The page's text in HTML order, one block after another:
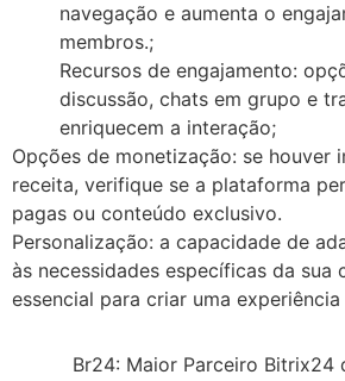
navegação e aumenta o
membros.;
Recursos de engajamento:
discussão, chats em grupo e
enriquecem a interação;
Opções de monetização: se houver
receita, verifique se a plataforma
pagas ou conteúdo exclusivo.​
Personalização: a capacidade de
às necessidades específicas da sua
essencial para criar uma experiência
Br24: Maior Parceiro Bitrix24